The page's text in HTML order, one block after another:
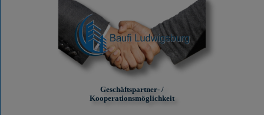
Geschäftspartner- /
Kooperationsmöglichkeit